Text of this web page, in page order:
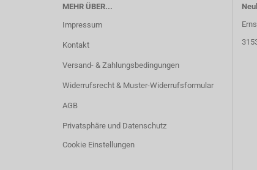
MEHR ÜBER...
Impressum
Kontakt
Versand- & Zahlungsbedingungen
Widerrufsrecht & Muster-Widerrufsformular
AGB
Privatsphäre und Datenschutz
Cookie Einstellungen